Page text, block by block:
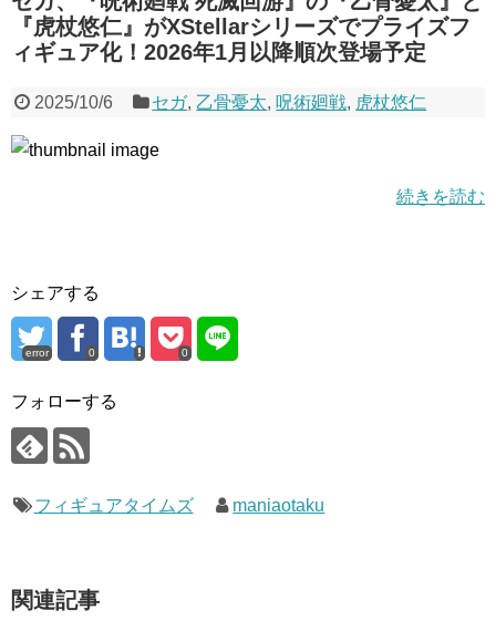
『虎杖悠仁』がXStellarシリーズでプライズフ
ィギュア化！2026年1月以降順次登場予定
2025/10/6 セガ, 乙骨憂太, 呪術廻戦, 虎杖悠仁
続きを読む
シェアする
error 0 0
フォローする
フィギュアタイムズ maniaotaku
関連記事